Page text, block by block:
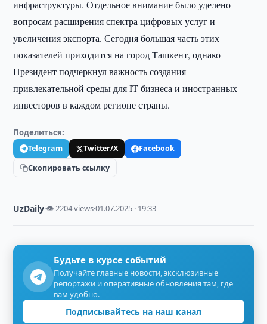
инфраструктуры. Отдельное внимание было уделено
вопросам расширения спектра цифровых услуг и
увеличения экспорта. Сегодня большая часть этих
показателей приходится на город Ташкент, однако
Президент подчеркнул важность создания
привлекательной среды для IT-бизнеса и иностранных
инвесторов в каждом регионе страны.
Поделиться:
Telegram Twitter/X
Facebook
Скопировать ссылку
UzDaily·👁 2204 views·01.07.2025 · 19:33
Будьте в курсе событий
Получайте главные новости, эксклюзивные
репортажи и оперативные обновления там, где
вам удобно.
Подписывайтесь на наш канал